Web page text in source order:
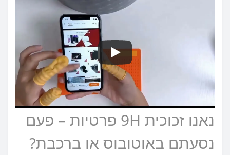
נאנו זכוכית 9H פרטיות – פעם
נסעתם באוטובוס או ברכבת?